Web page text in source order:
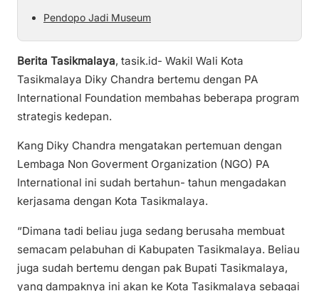
Pendopo Jadi Museum
Berita Tasikmalaya, tasik.id- Wakil Wali Kota
Tasikmalaya Diky Chandra bertemu dengan PA
International Foundation membahas beberapa program
strategis kedepan.
Kang Diky Chandra mengatakan pertemuan dengan
Lembaga Non Goverment Organization (NGO) PA
International ini sudah bertahun- tahun mengadakan
kerjasama dengan Kota Tasikmalaya.
“Dimana tadi beliau juga sedang berusaha membuat
semacam pelabuhan di Kabupaten Tasikmalaya. Beliau
juga sudah bertemu dengan pak Bupati Tasikmalaya,
yang dampaknya ini akan ke Kota Tasikmalaya sebagai